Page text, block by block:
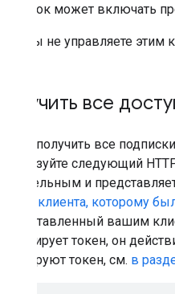
подписок может включать
Если вы не управляете
Получить все
Чтобы получить все
используйте следующий
обязательным и
записи клиента, которому
предоставленный вашим
сгенерирует токен, он
генерируют токен, см. в